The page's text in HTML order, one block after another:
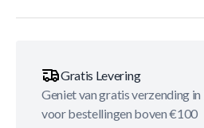
Gratis Levering
Geniet van gratis verzending
voor bestellingen boven €100